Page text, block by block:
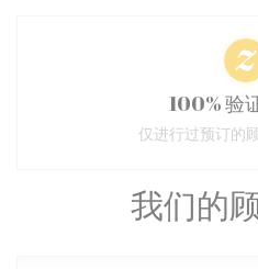
我们的
100% 验
仅进行过预订的